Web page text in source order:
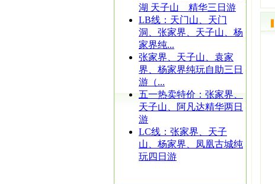
湖 天子山 精华三日游
LB线：天门山、天门
洞、张家界、天子山、杨
家界纯...
张家界、天子山、袁家
界、杨家界纯玩自助三日
游（...
五一热卖特价：张家界、
天子山、阿凡达精华两日
游
LC线：张家界、天子
山、杨家界、凤凰古城纯
玩四日游